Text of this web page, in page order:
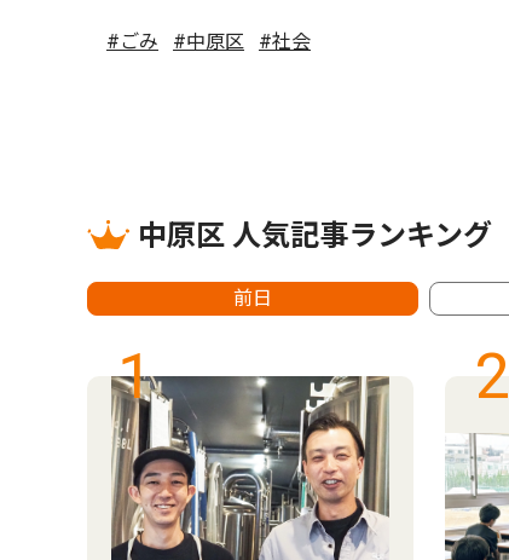
#ごみ #中原区 #社会
中原区 人気記事ランキング
前日
1 2